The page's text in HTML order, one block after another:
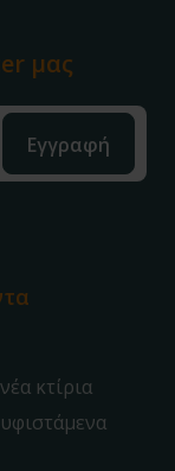
κτίρια
μας